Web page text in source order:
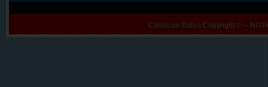
Camacan Bahia Copyright © --